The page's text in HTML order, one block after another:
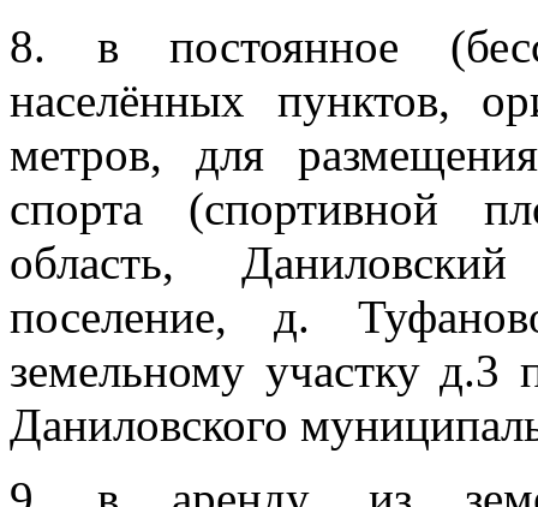
8. в постоянное
населённых пунктов,
метров, для
спорта (спортивной
область,
поселение, д.
земельному участку
Даниловского